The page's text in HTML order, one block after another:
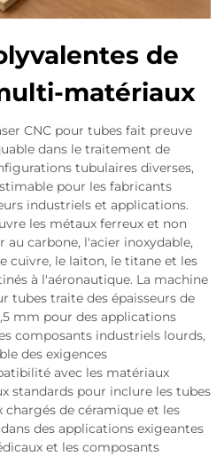
de
matériaux
CNC pour tubes fait preuve
dans le traitement de
tubulaires diverses,
pour les fabricants
industriels et applications.
les métaux ferreux et non
carbone, l'acier inoxydable,
cuivre, le laiton, le titane et les
à l'aéronautique. La machine
tubes traite des épaisseurs de
mm pour des applications
composants industriels lourds,
des exigences
avec les matériaux
standards pour inclure les tubes
de céramique et les
des applications exigeantes
et les composants